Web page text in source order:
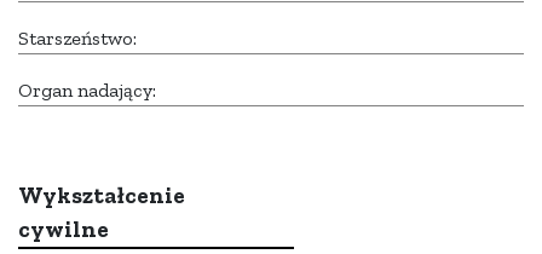
Starszeństwo:
Organ nadający:
Wykształcenie
cywilne